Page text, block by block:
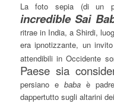
La foto sepia (di un
incredible Sai
ritrae in India, a Shirdi,
era ipnotizzante, un
attendibili in Occidente
Paese sia
persiano e babaè
dappertutto sugli altarini